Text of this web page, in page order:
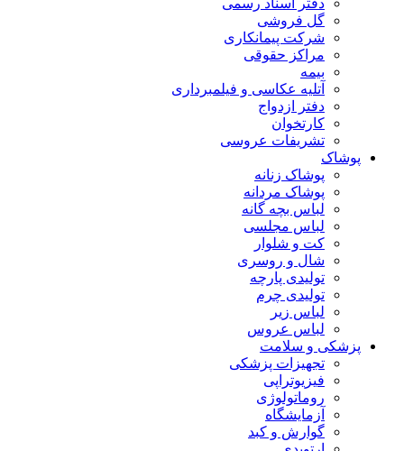
دفتر اسناد رسمی
گل فروشی
شرکت پیمانکاری
مراکز حقوقی
بیمه
آتلیه عکاسی و فیلمبرداری
دفتر ازدواج
کارتخوان
تشریفات عروسی
پوشاک
پوشاک زنانه
پوشاک مردانه
لباس بچه گانه
لباس مجلسی
کت و شلوار
شال و روسری
تولیدی پارچه
تولیدی چرم
لباس زیر
لباس عروس
پزشکی و سلامت
تجهیزات پزشکی
فیزیوتراپی
روماتولوژی
آزمایشگاه
گوارش و کبد